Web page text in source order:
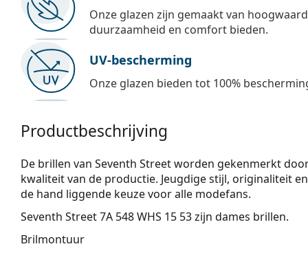
Onze glazen zijn gemaakt van
duurzaamheid en comfort bieden.
UV-bescherming
Onze glazen bieden tot 100%
Productbeschrijving
De brillen van Seventh Street worden gekenmerkt
kwaliteit van de productie. Jeugdige stijl, originaliteit
de hand liggende keuze voor alle modefans.
Seventh Street 7A 548 WHS 15 53zijn dames brillen.
Brilmontuur